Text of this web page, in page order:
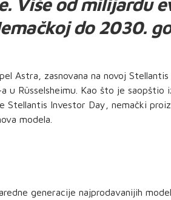
do 2030.
Astra, zasnovana na novoj
u Rüsselsheimu. Kao što je saopštio
Stellantis Investor Day, nemački
modela.
generacije najprodavanijih